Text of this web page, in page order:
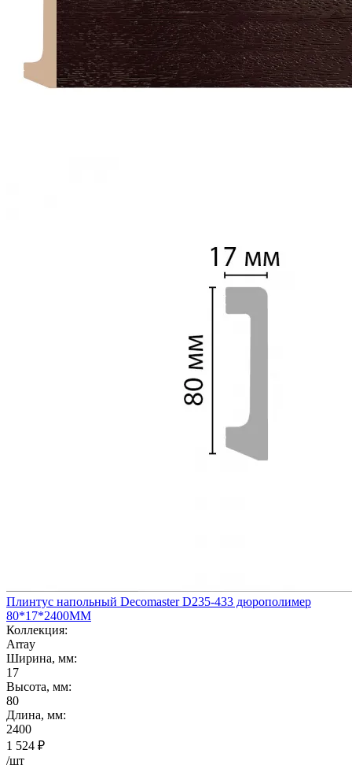
Плинтус напольный Decomaster D235-433 дюрополимер
80*17*2400ММ
Коллекция:
Array
Ширина, мм:
17
Высота, мм:
80
Длина, мм:
2400
1 524 ₽
/шт